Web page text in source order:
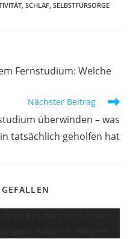
, SCHLAF, SELBSTFÜRSORGE
Fernstudium: Welche
Nächster Beitrag
überwinden – was
tatsächlich geholfen hat